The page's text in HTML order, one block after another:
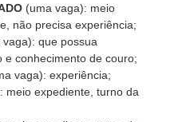
(uma vaga): meio
não precisa experiência;
vaga): que possua
e conhecimento de couro;
vaga): experiência;
meio expediente, turno da